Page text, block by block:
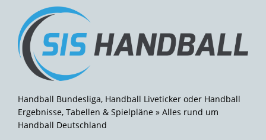
Handball Bundesliga, Handball Liveticker oder Handball
Ergebnisse, Tabellen & Spielpläne » Alles rund um
Handball Deutschland